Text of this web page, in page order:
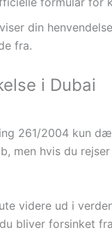
din
fra.
i Dubai
261/2004 kun
men hvis du rejser
videre ud i
bliver forsinket